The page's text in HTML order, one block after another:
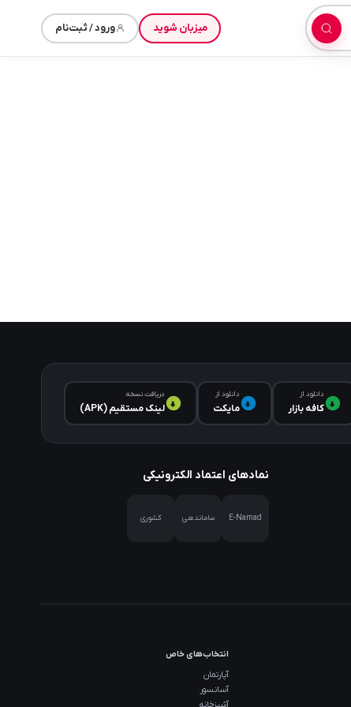
میزبان شوید ورود / ثبت‌نام
دانلود از
کافه‌ بازار
دانلود از
مایکت
دریافت نسخه
لینک مستقیم (APK)
نمادهای اعتماد الکترونیکی
E-Namad ساماندهی کشوری
انتخاب‌های خاص
آپارتمان
آسانسور
آشپزخانه